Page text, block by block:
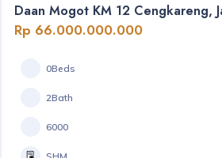
Daan Mogot KM 12 Cengkareng,
Rp 66.000.000.000
0Beds
2Bath
6000
SHM